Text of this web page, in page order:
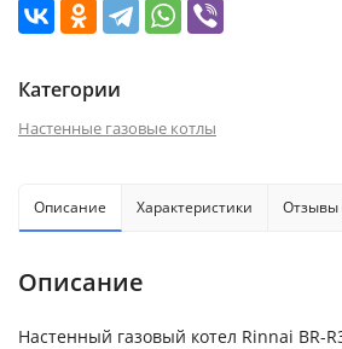
Категории
Настенные газовые котлы
Описание Характеристики Отзывы
Описание
Настенный газовый котел Rinnai BR-